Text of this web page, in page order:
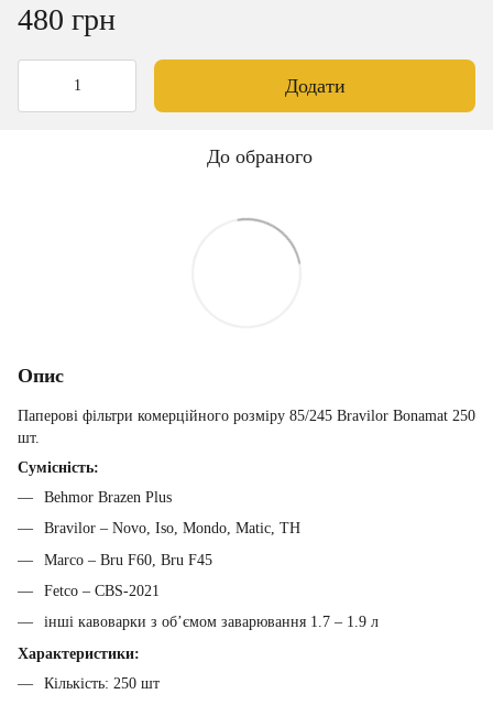
480 грн
Додати
До обраного
Опис
Паперові фільтри комерційного розміру 85/245 Bravilor Bonamat 250
шт.
Сумісність:
Behmor Brazen Plus
Bravilor – Novo, Iso, Mondo, Matic, TH
Marco – Bru F60, Bru F45
Fetco – CBS-2021
інші кавоварки з об’ємом заварювання 1.7 – 1.9 л
Характеристики:
Кількість: 250 шт